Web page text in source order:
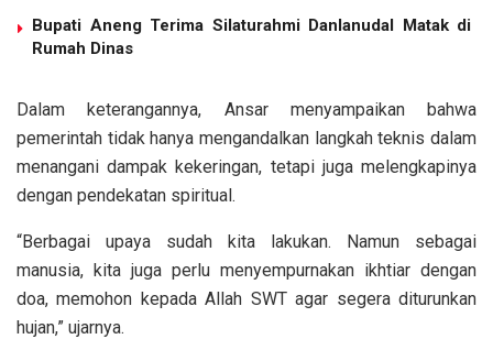
Bupati Aneng Terima Silaturahmi Danlanudal Matak di
Rumah Dinas
Dalam keterangannya, Ansar menyampaikan bahwa
pemerintah tidak hanya mengandalkan langkah teknis dalam
menangani dampak kekeringan, tetapi juga melengkapinya
dengan pendekatan spiritual.
“Berbagai upaya sudah kita lakukan. Namun sebagai
manusia, kita juga perlu menyempurnakan ikhtiar dengan
doa, memohon kepada Allah SWT agar segera diturunkan
hujan,” ujarnya.